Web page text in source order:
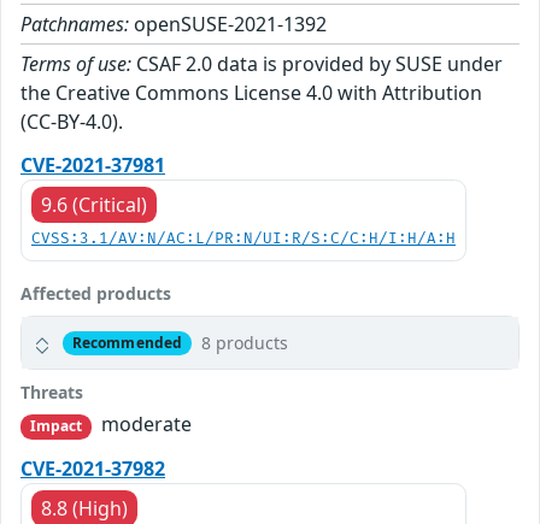
Patchnames: openSUSE-2021-1392
Terms of use: CSAF 2.0 data is provided by SUSE under
the Creative Commons License 4.0 with Attribution
(CC-BY-4.0).
CVE-2021-37981
9.6 (Critical)
CVSS:3.1/AV:N/AC:L/PR:N/UI:R/S:C/C:H/I:H/A:H
Affected products
Recommended 8 products
Threats
Impact
moderate
CVE-2021-37982
8.8 (High)